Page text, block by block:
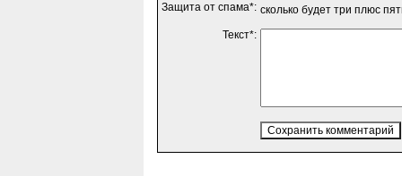
Защита от спама*: сколько будет три плюс
Текст*: